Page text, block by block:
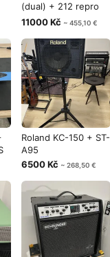
(dual) + 212 repro
G12H-100
11000 Kč ~ 455,10 €
Roland KC-150 + ST-
A95
6500 Kč ~ 268,50 €